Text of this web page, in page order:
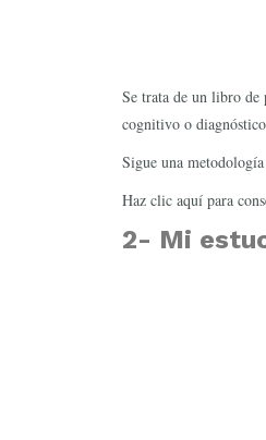
Se trata de un libro de
cognitivo o
Sigue una
Haz clic aquí para
2- Mi